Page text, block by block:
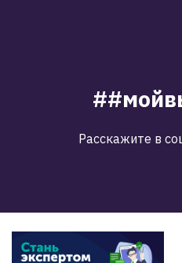
Расскажите в